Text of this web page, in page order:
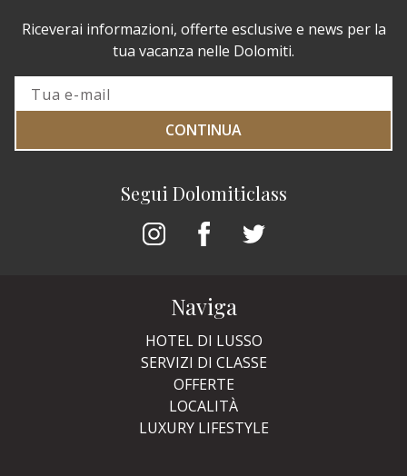
Segui Dolomiticlass
Riceverai informazioni, offerte esclusive e news per la
tua vacanza nelle Dolomiti.
CONTINUA
Naviga
HOTEL DI LUSSO
SERVIZI DI CLASSE
OFFERTE
LOCALITÀ
LUXURY LIFESTYLE